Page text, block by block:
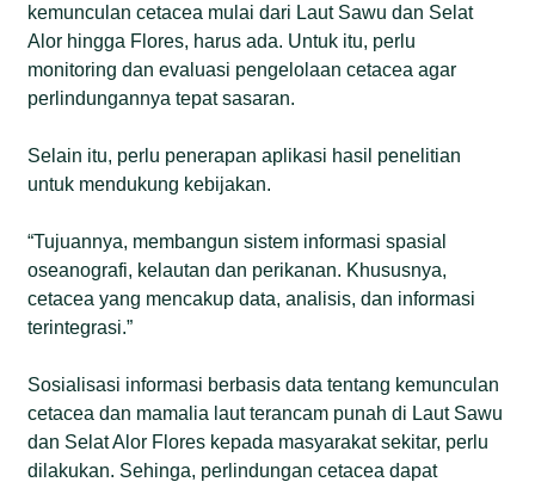
kemunculan cetacea mulai dari Laut Sawu dan Selat
Alor hingga Flores, harus ada. Untuk itu, perlu
monitoring dan evaluasi pengelolaan cetacea agar
perlindungannya tepat sasaran.
Selain itu, perlu penerapan aplikasi hasil penelitian
untuk mendukung kebijakan.
“Tujuannya, membangun sistem informasi spasial
oseanografi, kelautan dan perikanan. Khususnya,
cetacea yang mencakup data, analisis, dan informasi
terintegrasi.”
Sosialisasi informasi berbasis data tentang kemunculan
cetacea dan mamalia laut terancam punah di Laut Sawu
dan Selat Alor Flores kepada masyarakat sekitar, perlu
dilakukan. Sehinga, perlindungan cetacea dapat